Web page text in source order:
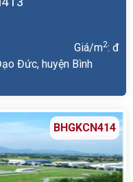
Giá/m2: đ
Đức, huyện Bình
BHGKCN414